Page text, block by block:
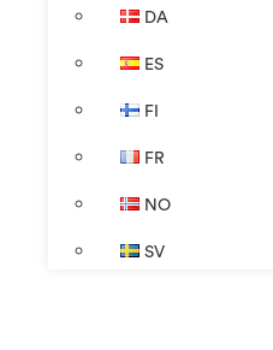
DA
ES
FI
FR
NO
SV